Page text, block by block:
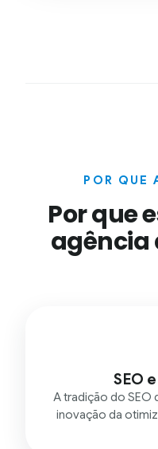
POR QUE
Por que
agência
SEO
A tradição do SEO
inovação da